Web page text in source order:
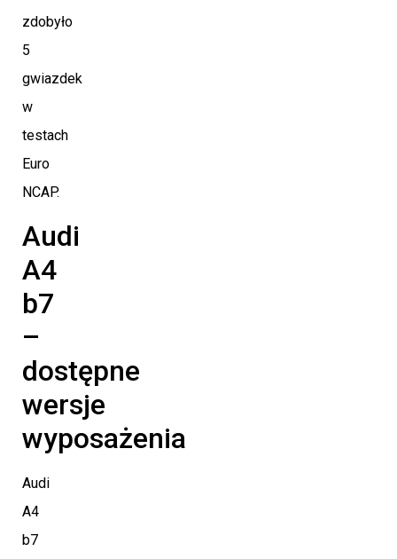
zdobyło
5
gwiazdek
w
testach
Euro
NCAP.
Audi
A4
b7
–
dostępne
wersje
wyposażenia
Audi
A4
b7